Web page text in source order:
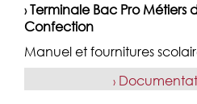
› Terminale Bac Pro Métiers
Confection
Manuel et fournitures
›